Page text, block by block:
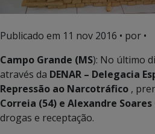
Publicado em 11 nov 2016 • por •
Campo Grande (MS): No último
através da DENAR – Delegacia
Repressão ao Narcotráfico ,
Correia (54) e Alexandre Soares
drogas e receptação.